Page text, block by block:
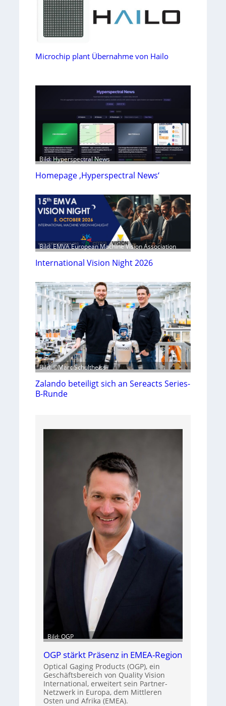
Microchip plant Übernahme von Hailo
Bild: Hyperspectral News
Homepage ‚Hyperspectral News‘
Bild: EMVA European Machine Vision Association
International Vision Night 2026
Bild: ©Marc Schultheiss
Zalando beteiligt sich an Sereacts Series-
B-Runde
Bild: OGP
OGP stärkt Präsenz in EMEA-Region
Optical Gaging Products (OGP), ein
Geschäftsbereich von Quality Vision
International, erweitert sein Partner-
Netzwerk in Europa, dem Mittleren
Osten und Afrika (EMEA).